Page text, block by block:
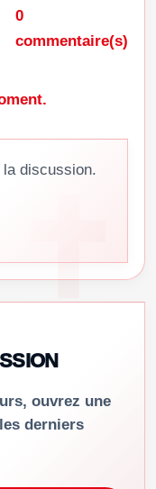
0
commentaire(s)
discussion.
ouvrez une
derniers